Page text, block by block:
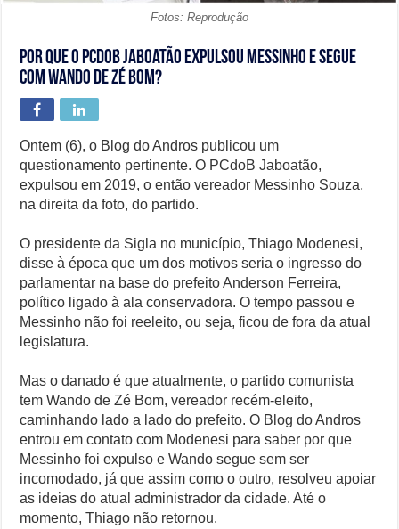
Fotos: Reprodução
Por que o PCdoB Jaboatão expulsou Messinho e segue
com Wando de Zé Bom?
Ontem (6), o Blog do Andros publicou um
questionamento pertinente. O PCdoB Jaboatão,
expulsou em 2019, o então vereador Messinho Souza,
na direita da foto, do partido.
O presidente da Sigla no município, Thiago Modenesi,
disse à época que um dos motivos seria o ingresso do
parlamentar na base do prefeito Anderson Ferreira,
político ligado à ala conservadora. O tempo passou e
Messinho não foi reeleito, ou seja, ficou de fora da atual
legislatura.
Mas o danado é que atualmente, o partido comunista
tem Wando de Zé Bom, vereador recém-eleito,
caminhando lado a lado do prefeito. O Blog do Andros
entrou em contato com Modenesi para saber por que
Messinho foi expulso e Wando segue sem ser
incomodado, já que assim como o outro, resolveu apoiar
as ideias do atual administrador da cidade. Até o
momento, Thiago não retornou.